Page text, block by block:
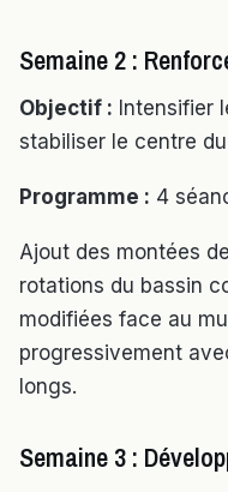
Semaine 2 :
Objectif : Intensifier
stabiliser le centre
Programme : 4
Ajout des montées
rotations du bassin
modifiées face au
progressivement
longs.
Semaine 3 :